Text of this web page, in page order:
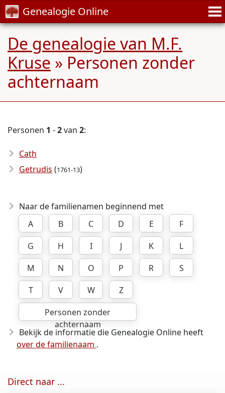
Genealogie Online
De genealogie van M.F.
Kruse » Personen zonder
achternaam
Personen 1 -2van 2:
Cath
Getrudis (1761-13)
Naar de familienamen beginnend met
A
B C D E
F
G
H I J K
L
M
N O P R
S
T
V W
Z
Personen zonder
achternaam
Bekijk de informatie die Genealogie Online heeft
over de familienaam .
Direct naar ...